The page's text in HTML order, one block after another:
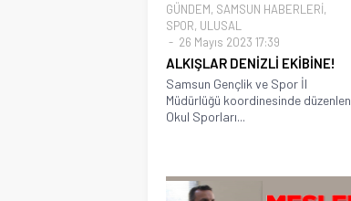
GÜNDEM, SAMSUN HABERLERİ,
SPOR, ULUSAL
26 Mayıs 2023 17:39
ALKIŞLAR DENİZLİ EKİBİNE!
Samsun Gençlik ve Spor İl
Müdürlüğü koordinesinde düzenlen
Okul Sporları...